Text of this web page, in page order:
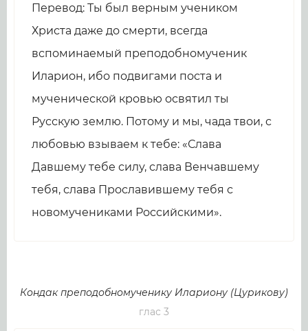
Перевод: Ты был верным учеником
Христа даже до смерти, всегда
вспоминаемый преподобномученик
Иларион, ибо подвигами поста и
мученической кровью освятил ты
Русскую землю. Потому и мы, чада твои, с
любовью взываем к тебе: «Слава
Давшему тебе силу, слава Венчавшему
тебя, слава Прославившему тебя с
новомучениками Российскими».
Кондак преподобномученику Илариону (Цурикову)
глас 3